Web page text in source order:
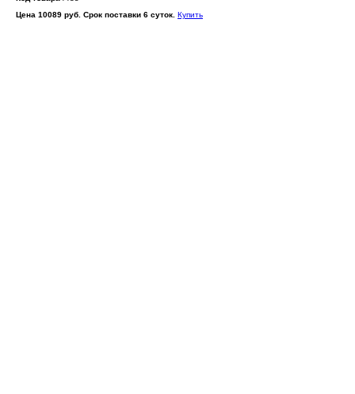
Цена 10089 руб. Срок поставки 6 суток. Купить